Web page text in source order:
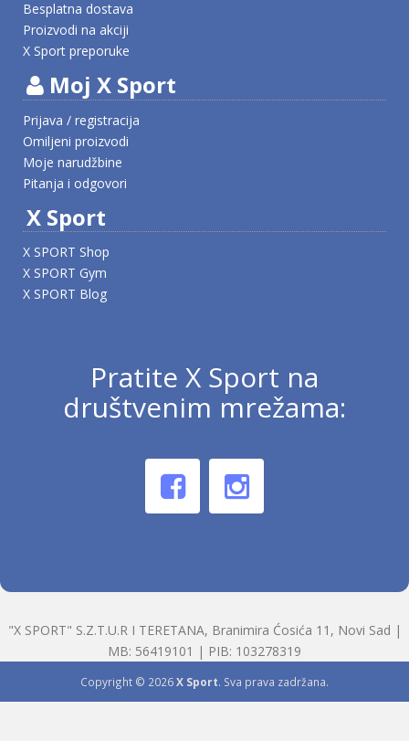
Besplatna dostava
Proizvodi na akciji
X Sport preporuke
Moj X Sport
Prijava / registracija
Omiljeni proizvodi
Moje narudžbine
Pitanja i odgovori
X Sport
X SPORT Shop
X SPORT Gym
X SPORT Blog
Pratite X Sport na
društvenim mrežama:
"X SPORT" S.Z.T.U.R I TERETANA, Branimira Ćosića 11, Novi Sad |
MB: 56419101 | PIB: 103278319
Copyright © 2026X Sport. Sva prava zadržana.